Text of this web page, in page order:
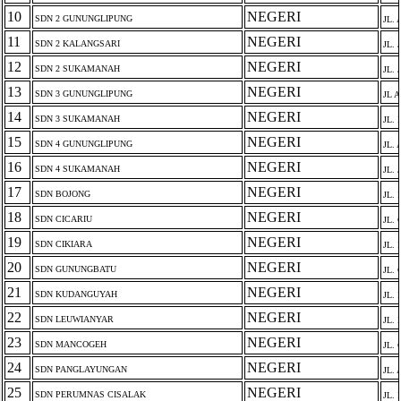
10 SDN 2 GUNUNGLIPUNG NEGERI JL.
11 SDN 2 KALANGSARI NEGERI JL.
12 SDN 2 SUKAMANAH NEGERI JL.
13 SDN 3 GUNUNGLIPUNG NEGERI JL
14 SDN 3 SUKAMANAH NEGERI JL.
15 SDN 4 GUNUNGLIPUNG NEGERI JL.
16 SDN 4 SUKAMANAH NEGERI JL.
17 SDN BOJONG NEGERI JL.
18 SDN CICARIU NEGERI JL.
19 SDN CIKIARA NEGERI JL.
20 SDN GUNUNGBATU NEGERI JL.
21 SDN KUDANGUYAH NEGERI JL.
22 SDN LEUWIANYAR NEGERI JL.
23 SDN MANCOGEH NEGERI JL.
24 SDN PANGLAYUNGAN NEGERI JL.
25 SDN PERUMNAS CISALAK NEGERI JL.